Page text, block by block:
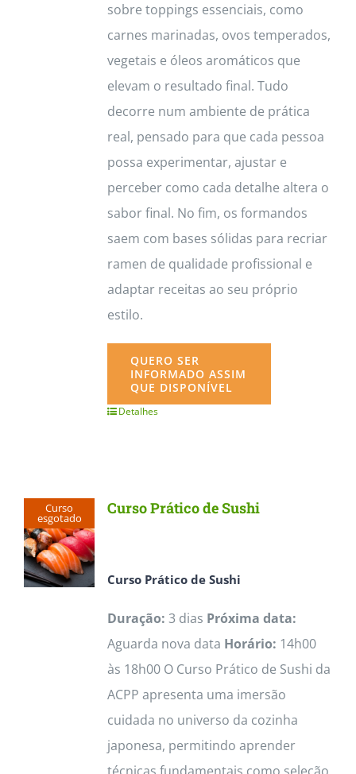
sobre toppings essenciais, como
carnes marinadas, ovos temperados,
vegetais e óleos aromáticos que
elevam o resultado final. Tudo
decorre num ambiente de prática
real, pensado para que cada pessoa
possa experimentar, ajustar e
perceber como cada detalhe altera o
sabor final. No fim, os formandos
saem com bases sólidas para recriar
ramen de qualidade profissional e
adaptar receitas ao seu próprio
estilo.
QUERO SER
INFORMADO ASSIM
QUE DISPONÍVEL
Detalhes
Curso
esgotado
Curso Prático de Sushi
Curso Prático de Sushi
Duração: 3 dias Próxima data:
Aguarda nova data Horário: 14h00
às 18h00 O Curso Prático de Sushi da
ACPP apresenta uma imersão
cuidada no universo da cozinha
japonesa, permitindo aprender